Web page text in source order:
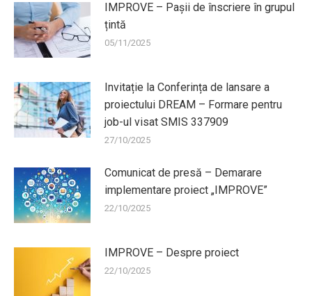
IMPROVE – Pașii de înscriere în grupul
țintă
05/11/2025
Invitație la Conferința de lansare a
proiectului DREAM – Formare pentru
job-ul visat SMIS 337909
27/10/2025
Comunicat de presă – Demarare
implementare proiect „IMPROVE”
22/10/2025
IMPROVE – Despre proiect
22/10/2025